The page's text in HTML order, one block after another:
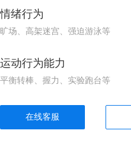
情绪行为
旷场、高架迷宫、强迫游泳等
运动行为能力
平衡转棒、握力、实验跑台等
在线客服